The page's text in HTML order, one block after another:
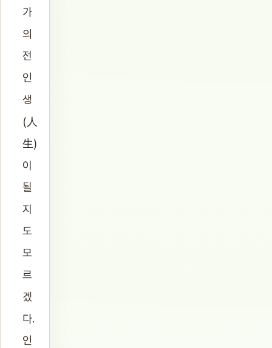
가
의
전
인
생
(人
生)
이
될
지
도
모
르
겠
다.
인